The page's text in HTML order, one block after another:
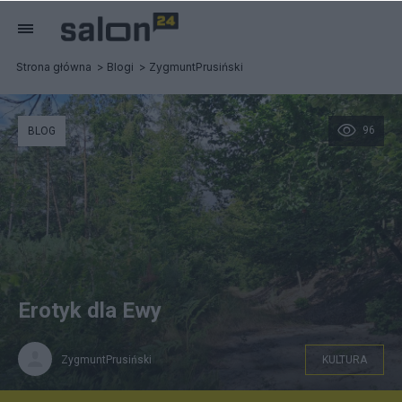
Strona główna Blogi ZygmuntPrusiński
96
BLOG
Erotyk dla Ewy
ZygmuntPrusiński KULTURA